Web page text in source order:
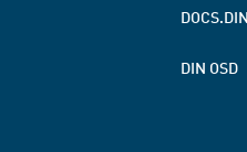
DOCS.DIN
DIN OSD